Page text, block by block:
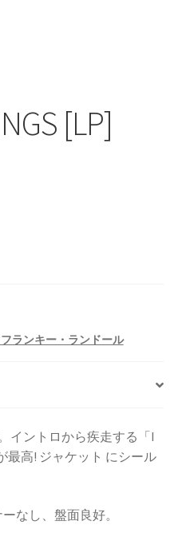
[LP]
ランキー・ランドール
イントロから疾走する「I
最高! ジャケット にシール
なし、盤面良好。